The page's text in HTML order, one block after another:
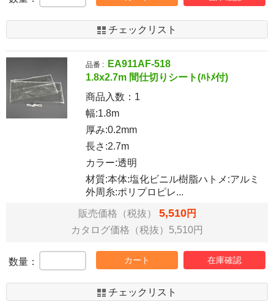
チェックリスト
品番 :
EA911AF-518
1.8x2.7m 間仕切りシート(ﾊﾄﾒ付)
商品入数： 1
幅:1.8m
厚み:0.2mm
長さ:2.7m
カラー:透明
材質:本体:塩化ビニル樹脂ハトメ:アルミ
外周糸:ポリプロピレ...
販売価格（税抜） 5,510円
カタログ価格（税抜）5,510円
数量： カート 在庫確認
チェックリスト